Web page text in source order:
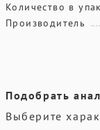
Количество в
Производитель
Подобрать
Выберите